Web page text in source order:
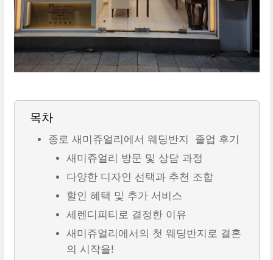
목차
종로 새미쥬얼리에서 웨딩반지 졸업 후기
새미쥬얼리 방문 및 상담 과정
다양한 디자인 선택과 추천 조합
할인 혜택 및 추가 서비스
세렌디피티로 결정한 이유
새미쥬얼리에서의 첫 웨딩반지로 결혼
의 시작을!